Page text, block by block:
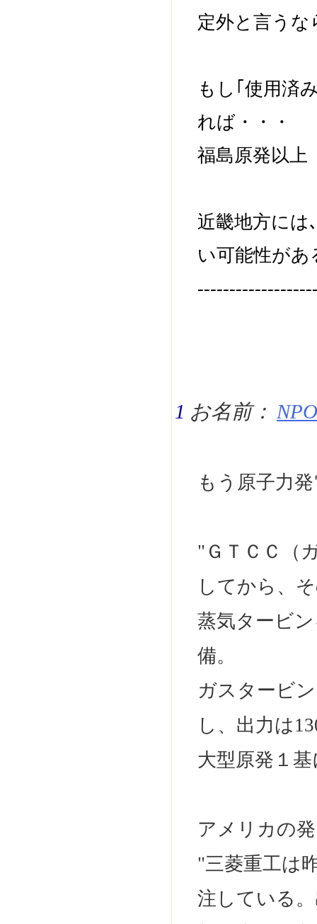
定外と言う
もし｢使用済
れば・・・
福島原発以
近畿地方に
い可能性があ
1 お名前：
もう原子力
"ＧＴＣＣ（
してから、
蒸気タービ
備。
ガスタービ
し、出力は
大型原発１
アメリカの
"三菱重工は
注している